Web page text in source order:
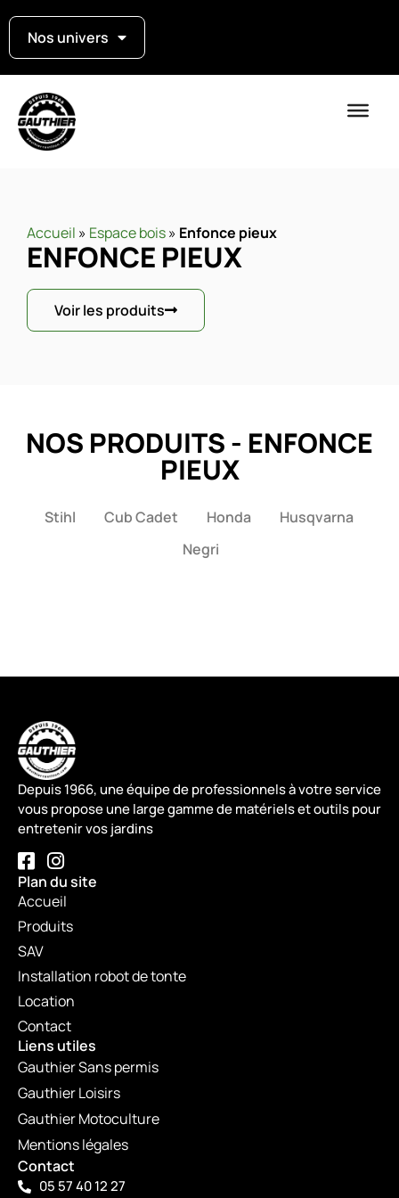
Nos univers
Accueil » Espace bois» Enfonce pieux
ENFONCE PIEUX
Voir les produits
NOS PRODUITS - ENFONCE
PIEUX
Stihl Cub Cadet Honda
Husqvarna
Negri
Depuis 1966, une équipe de professionnels à votre service
vous propose une large gamme de matériels et outils pour
entretenir vos jardins
Plan du site
Accueil
Produits
SAV
Installation robot de tonte
Location
Contact
Liens utiles
Gauthier Sans permis
Gauthier Loisirs
Gauthier Motoculture
Mentions légales
Contact
05 57 40 12 27